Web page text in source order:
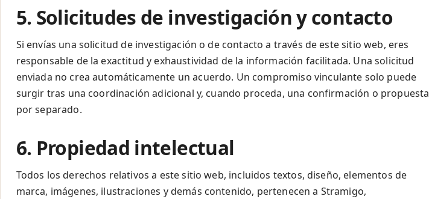
5. Solicitudes de investigación y contacto
Si envías una solicitud de investigación o de contacto a través de este sitio web, eres
responsable de la exactitud y exhaustividad de la información facilitada. Una solicitud
enviada no crea automáticamente un acuerdo. Un compromiso vinculante solo puede
surgir tras una coordinación adicional y, cuando proceda, una confirmación o propuesta
por separado.
6. Propiedad intelectual
Todos los derechos relativos a este sitio web, incluidos textos, diseño, elementos de
marca, imágenes, ilustraciones y demás contenido, pertenecen a Stramigo,